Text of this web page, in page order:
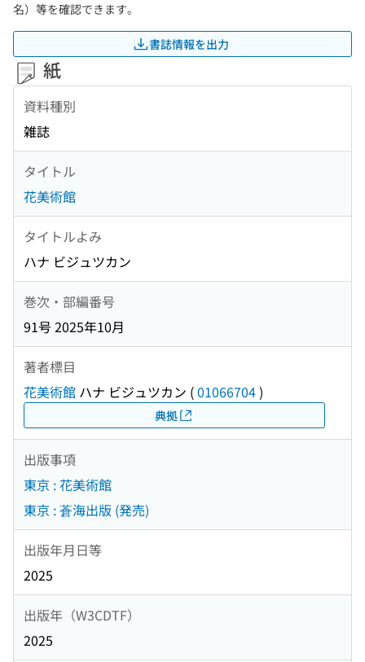
名）等を確認できます。
書誌情報を出力
紙
資料種別
雑誌
タイトル
花美術館
タイトルよみ
ハナ ビジュツカン
巻次・部編番号
91号 2025年10月
著者標目
花美術館 ハナ ビジュツカン (01066704)
典拠
出版事項
東京 : 花美術館
東京 : 蒼海出版 (発売)
出版年月日等
2025
出版年（W3CDTF）
2025